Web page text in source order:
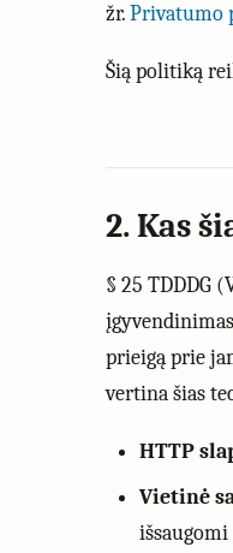
žr.Privatumo
Šią politiką
2. Kas
§ 25 TDDDG
prieigą prie
vertina šias
HTTP
Vietinė